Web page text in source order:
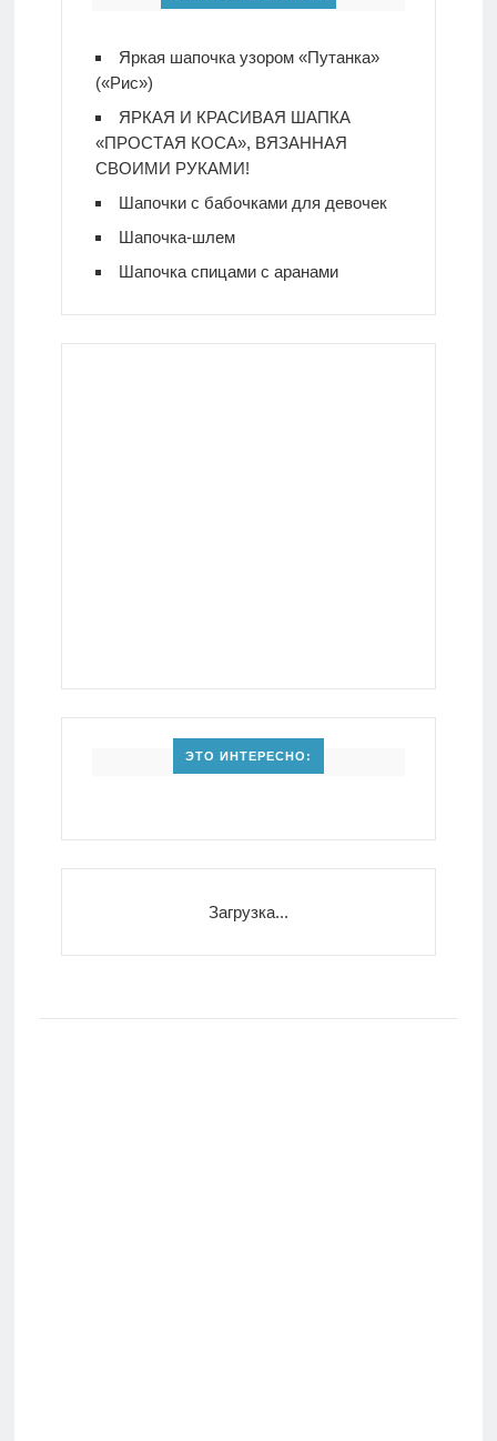
Яркая шапочка узором «Путанка»
(«Рис»)
ЯРКАЯ И КРАСИВАЯ ШАПКА
«ПРОСТАЯ КОСА», ВЯЗАННАЯ
СВОИМИ РУКАМИ!
Шапочки с бабочками для девочек
Шапочка-шлем
Шапочка спицами с аранами
ЭТО ИНТЕРЕСНО:
Загрузка...